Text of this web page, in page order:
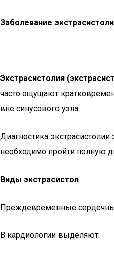
Заболевание
Экстрасистолия
часто ощущают
вне синусового узла.
Диагностика
необходимо пройти полную
Виды экстрасистол
Преждевременные
В кардиологии выделяют: